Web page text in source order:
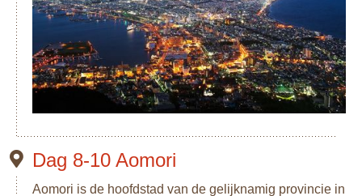
Dag 8-10 Aomori
Aomori is de hoofdstad van de gelijknamig provincie in